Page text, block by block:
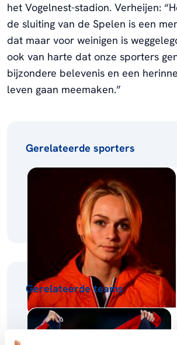
het Vogelnest-stadion. Verheijen:
de sluiting van de Spelen is een
dat maar voor weinigen is
ook van harte dat onze sporters
bijzondere belevenis en een
leven gaan meemaken.”
Gerelateerde sporters
Gerelateerde teams